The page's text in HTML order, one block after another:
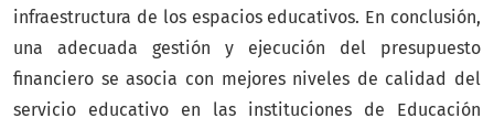
infraestructura de los espacios educativos. En conclusión,
una adecuada gestión y ejecución del presupuesto
financiero se asocia con mejores niveles de calidad del
servicio educativo en las instituciones de Educación